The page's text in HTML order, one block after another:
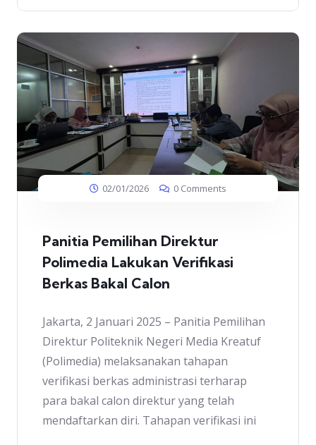
02/01/2026 0 Comments
Panitia Pemilihan Direktur
Polimedia Lakukan Verifikasi
Berkas Bakal Calon
Jakarta, 2 Januari 2025 – Panitia Pemilihan
Direktur Politeknik Negeri Media Kreatuf
(Polimedia) melaksanakan tahapan
verifikasi berkas administrasi terharap
para bakal calon direktur yang telah
mendaftarkan diri. Tahapan verifikasi ini